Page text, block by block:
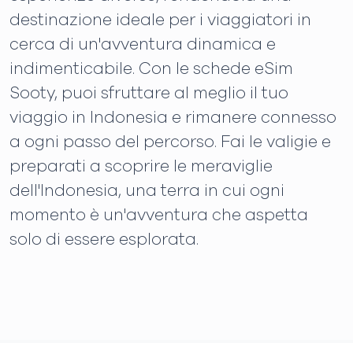
destinazione ideale per i viaggiatori in
cerca di un'avventura dinamica e
indimenticabile. Con le schede eSim
Sooty, puoi sfruttare al meglio il tuo
viaggio in Indonesia e rimanere connesso
a ogni passo del percorso. Fai le valigie e
preparati a scoprire le meraviglie
dell'Indonesia, una terra in cui ogni
momento è un'avventura che aspetta
solo di essere esplorata.